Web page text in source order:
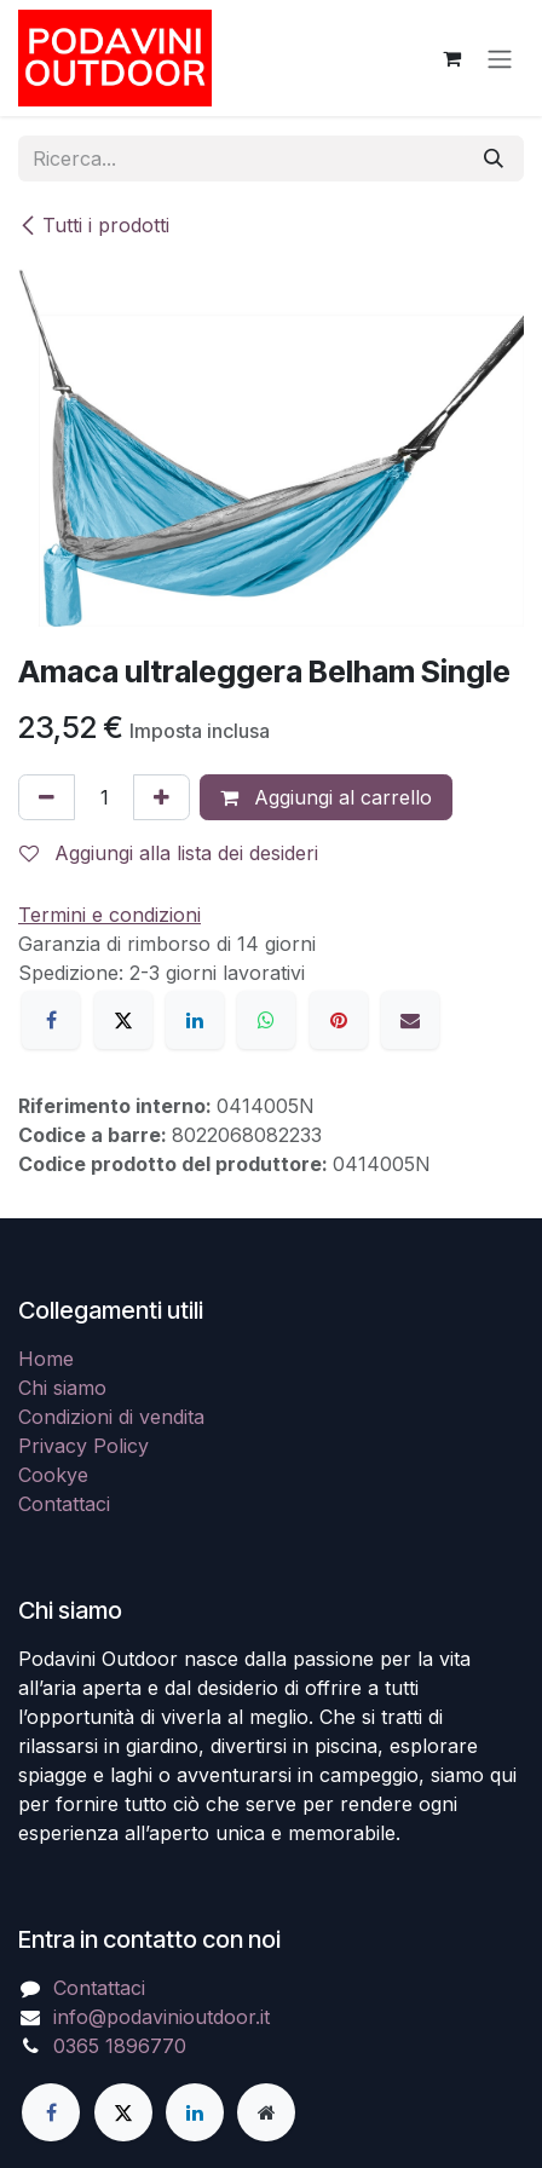
Passa al contenuto
Tutti i prodotti
Amaca ultraleggera Belham Single
23,52 € Imposta inclusa
Aggiungi al carrello
Aggiungi alla lista dei desideri
Termini e condizioni
Garanzia di rimborso di 14 giorni
Spedizione: 2-3 giorni lavorativi
Riferimento interno: 0414005N
Codice a barre: 8022068082233
Codice prodotto del produttore: 0414005N
Collegamenti utili
Home
Chi siamo
Condizioni di vendita
Privacy Policy
Cookye
Contattaci
Chi siamo
Podavini Outdoor nasce dalla passione per la vita
all’aria aperta e dal desiderio di offrire a tutti
l’opportunità di viverla al meglio. Che si tratti di
rilassarsi in giardino, divertirsi in piscina, esplorare
spiagge e laghi o avventurarsi in campeggio, siamo qui
per fornire tutto ciò che serve per rendere ogni
esperienza all’aperto unica e memorabile.
Entra in contatto con noi
Contattaci
info@podavinioutdoor.it
0365 1896770